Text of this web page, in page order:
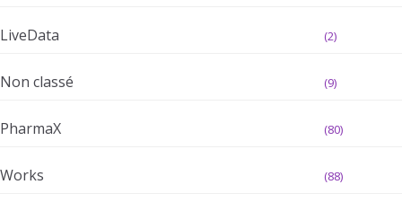
LiveData (2)
Non classé (9)
PharmaX (80)
Works (88)